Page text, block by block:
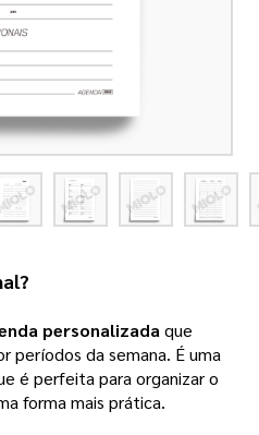
?
personalizada que
é perfeita para organizar o
forma mais prática.